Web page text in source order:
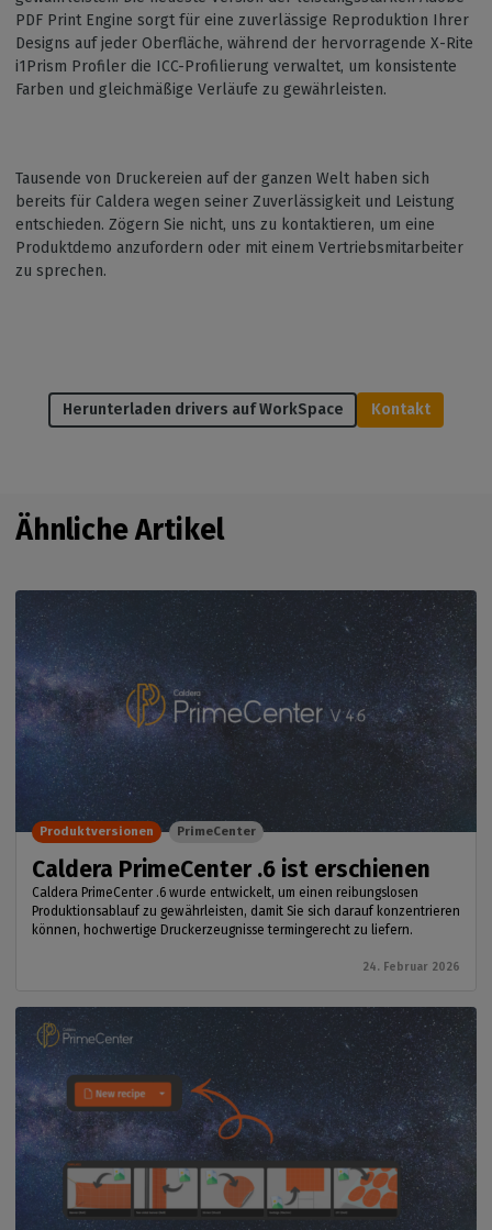
PDF Print Engine sorgt für eine zuverlässige Reproduktion Ihrer
Designs auf jeder Oberfläche, während der hervorragende X-Rite
i1Prism Profiler die ICC-Profilierung verwaltet, um konsistente
Farben und gleichmäßige Verläufe zu gewährleisten.
Tausende von Druckereien auf der ganzen Welt haben sich
bereits für Caldera wegen seiner Zuverlässigkeit und Leistung
entschieden. Zögern Sie nicht, uns zu kontaktieren, um eine
Produktdemo anzufordern oder mit einem Vertriebsmitarbeiter
zu sprechen.
Herunterladen drivers auf WorkSpace Kontakt
Ähnliche Artikel
Caldera PrimeCenter .6 ist erschienen
Caldera PrimeCenter .6 wurde entwickelt, um einen reibungslosen
Produktionsablauf zu gewährleisten, damit Sie sich darauf konzentrieren
können, hochwertige Druckerzeugnisse termingerecht zu liefern.
24. Februar 2026
Produktversionen PrimeCenter